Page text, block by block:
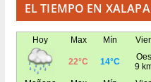
EL TIEMPO EN XALAPA